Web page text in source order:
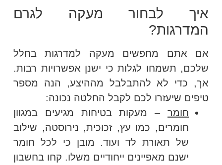
איך לבחור מעקה לגרם
המדרגות?
אם אתם מחפשים מעקה למדרגות בחלל
שלכם, תשמחו לגלות כי ישנן אפשרויות רבות.
אך, כדי לא להתבלבל מההיצע, הנה מספר
טיפים שיעזרו לכם לקבל החלטה נכונה:
חומר– מעקות בטיחות מגיעים במגוון
חומרים, כמו עץ, זכוכית, נירוסטה, שילוב
של תאורת לד ועוד. מובן כי לכל חומר
ישנם מאפיינים ייחודיים משלו. קחו בחשבון